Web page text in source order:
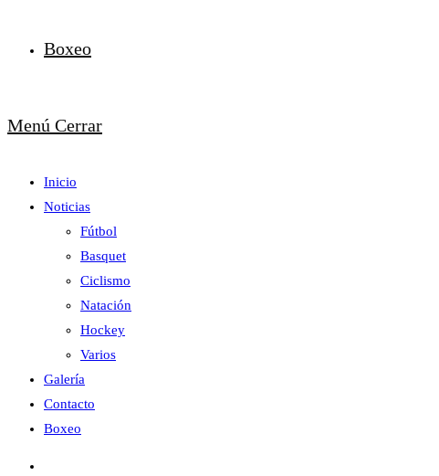
Boxeo
Menú Cerrar
Inicio
Noticias
Fútbol
Basquet
Ciclismo
Natación
Hockey
Varios
Galería
Contacto
Boxeo